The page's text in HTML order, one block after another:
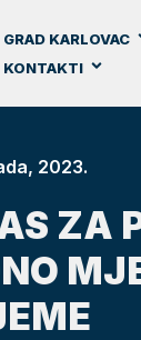
GRAD KARLOVAC
KONTAKTI
2023.
ZA